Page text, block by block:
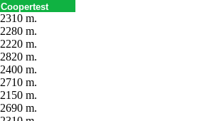
Coopertest
2310 m.
2280 m.
2220 m.
2820 m.
2400 m.
2710 m.
2150 m.
2690 m.